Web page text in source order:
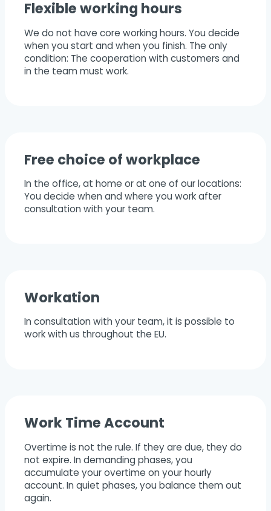
Flexible working hours
We do not have core working hours. You decide
when you start and when you finish. The only
condition: The cooperation with customers and
in the team must work.
Free choice of workplace
In the office, at home or at one of our locations:
You decide when and where you work after
consultation with your team.
Workation
In consultation with your team, it is possible to
work with us throughout the EU.
Work Time Account
Overtime is not the rule. If they are due, they do
not expire. In demanding phases, you
accumulate your overtime on your hourly
account. In quiet phases, you balance them out
again.